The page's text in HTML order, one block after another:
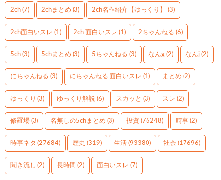
2ch (7) 2chまとめ (3) 2ch名作紹介【ゆっくり】 (3)
2ch面白いスレ (1) 2ch 面白いスレ (1) 2ちゃんねる (6)
5ch (3) 5chまとめ (3) 5ちゃんねる (3) なんg (2) なんj (2)
にちゃんねる (3) にちゃんねる 面白いスレ (1) まとめ (2)
ゆっくり (3) ゆっくり解説 (6) スカッと (3) スレ (2)
修羅場 (3) 名無しの5chまとめ (3) 投資 (76248) 時事 (2)
時事ネタ (27684) 歴史 (319) 生活 (93380) 社会 (17696)
聞き流し (2) 長時間 (2) 面白いスレ (7)